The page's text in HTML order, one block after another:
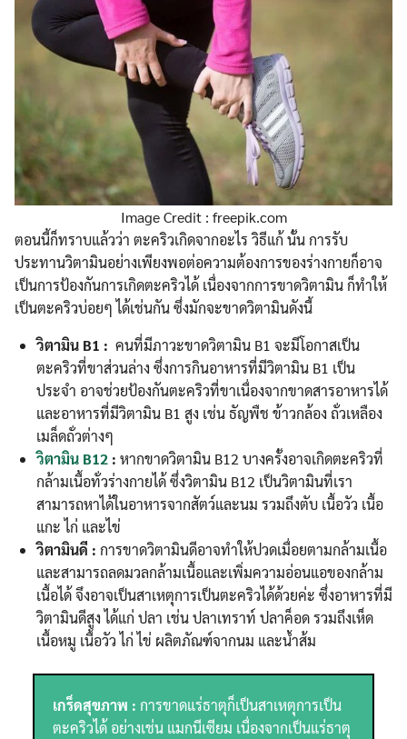
Image Credit : freepik.com
ตอนนี้ก็ทราบแล้วว่า ตะคริวเกิดจากอะไร วิธีแก้ นั้น การรับ
ประทานวิตามินอย่างเพียงพอต่อความต้องการของร่างกายก็อาจ
เป็นการป้องกันการเกิดตะคริวได้ เนื่องจากการขาดวิตามิน ก็ทำให้
เป็นตะคริวบ่อยๆ ได้เช่นกัน ซึ่งมักจะขาดวิตามินดังนี้
วิตามิน B1 : คนที่มีภาวะขาดวิตามิน B1 จะมีโอกาสเป็น
ตะคริวที่ขาส่วนล่าง ซึ่งการกินอาหารที่มีวิตามิน B1 เป็น
ประจำ อาจช่วยป้องกันตะคริวที่ขาเนื่องจากขาดสารอาหารได้
และอาหารที่มีวิตามิน B1 สูง เช่น ธัญพืช ข้าวกล้อง ถั่วเหลือง
เมล็ดถั่วต่างๆ
วิตามิน B12 : หากขาดวิตามิน B12 บางครั้งอาจเกิดตะคริวที่
กล้ามเนื้อทั่วร่างกายได้ ซึ่งวิตามิน B12 เป็นวิตามินที่เรา
สามารถหาได้ในอาหารจากสัตว์และนม รวมถึงตับ เนื้อวัว เนื้อ
แกะ ไก่ และไข่
วิตามินดี : การขาดวิตามินดีอาจทำให้ปวดเมื่อยตามกล้ามเนื้อ
และสามารถลดมวลกล้ามเนื้อและเพิ่มความอ่อนแอของกล้าม
เนื้อได้ จึงอาจเป็นสาเหตุการเป็นตะคริวได้ด้วยค่ะ ซึ่งอาหารที่มี
วิตามินดีสูง ได้แก่ ปลา เช่น ปลาเทราท์ ปลาค็อด รวมถึงเห็ด
เนื้อหมู เนื้อวัว ไก่ ไข่ ผลิตภัณฑ์จากนม และน้ำส้ม
เกร็ดสุขภาพ : การขาดแร่ธาตุก็เป็นสาเหตุการเป็น
ตะคริวได้ อย่างเช่น แมกนีเซียม เนื่องจากเป็นแร่ธาตุ